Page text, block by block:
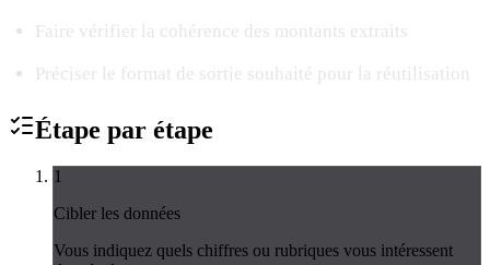
Faire vérifier la cohérence des montants extraits
Préciser le format de sortie souhaité pour la réutilisation
Étape par étape
1
Cibler les données
Vous indiquez quels chiffres ou rubriques vous intéressent